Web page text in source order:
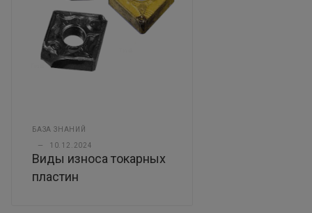
БАЗА ЗНАНИЙ
— 10.12.2024
Виды износа токарных
пластин